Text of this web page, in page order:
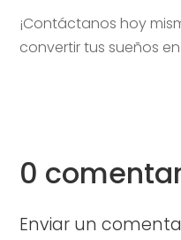
¡Contáctanos hoy
convertir tus sueños
0
Enviar un